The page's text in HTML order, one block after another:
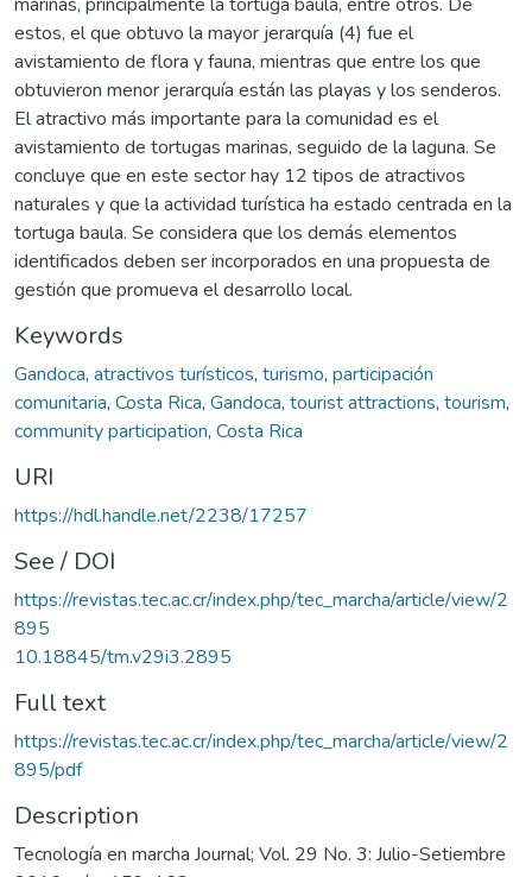
estos, el que obtuvo la mayor jerarquía (4) fue el
avistamiento de flora y fauna, mientras que entre los que
obtuvieron menor jerarquía están las playas y los senderos.
El atractivo más importante para la comunidad es el
avistamiento de tortugas marinas, seguido de la laguna. Se
concluye que en este sector hay 12 tipos de atractivos
naturales y que la actividad turística ha estado centrada en la
tortuga baula. Se considera que los demás elementos
identificados deben ser incorporados en una propuesta de
gestión que promueva el desarrollo local.
Keywords
Gandoca, atractivos turísticos, turismo, participación
comunitaria, Costa Rica, Gandoca, tourist attractions, tourism,
community participation, Costa Rica
URI
https://hdl.handle.net/2238/17257
See / DOI
https://revistas.tec.ac.cr/index.php/tec_marcha/article/view/2
895
10.18845/tm.v29i3.2895
Full text
https://revistas.tec.ac.cr/index.php/tec_marcha/article/view/2
895/pdf
Description
Tecnología en marcha Journal; Vol. 29 No. 3: Julio-Setiembre